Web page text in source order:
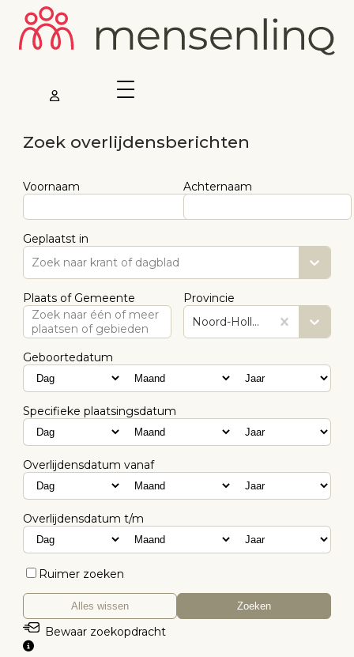
Zoek overlijdensberichten
Voornaam Achternaam
Geplaatst in
Zoek naar krant of dagblad
Plaats of Gemeente
Zoek naar één of meer
plaatsen of gebieden
Provincie
Noord-Holland
Geboortedatum
Specifieke plaatsingsdatum
Overlijdensdatum vanaf
Overlijdensdatum t/m
Ruimer zoeken
Alles wissen Zoeken
Bewaar zoekopdracht